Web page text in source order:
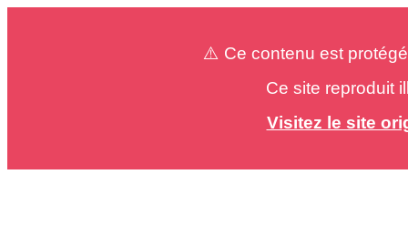
⚠️ Ce contenu est
Ce site reproduit
Visitez le site